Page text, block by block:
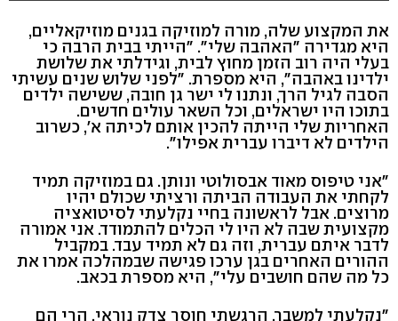
את המקצוע שלה, מורה למוזיקה בגנים מוזיקאליים,
היא מגדירה "האהבה שלי". "הייתי בבית הרבה כי
בעלי היה רוב הזמן מחוץ לבית, וגידלתי את שלושת
ילדינו באהבה", היא מספרת. "לפני שלוש שנים עשיתי
הסבה לגיל הרך, ונתנו לי ישר גן חובה, ששישה ילדים
בתוכו היו ישראלים, וכל השאר עולים חדשים.
האחריות שלי הייתה להכין אותם לכיתה א', כשרוב
הילדים לא דיברו עברית אפילו".
"אני טיפוס מאוד אבסולוטי ונותן. גם במוזיקה תמיד
לקחתי את העבודה הביתה ורציתי שכולם יהיו
מרוצים. אבל לראשונה בחיי נקלעתי לסיטואציה
מקצועית שבה לא היו לי הכלים להתמודד. אני אמורה
לדבר איתם עברית, וזה גם לא תמיד עבד. במקביל
ההורים האחרים בגן ערכו פגישה שבמהלכה אמרו את
כל מה שהם חושבים עלי", היא מספרת בכאב.
"נקלעתי למשבר. הרגשתי חוסר צדק נוראי. הרי הם